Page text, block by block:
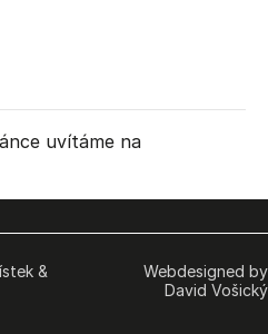
uvítáme na
&
Webdesigned by
David Vošický